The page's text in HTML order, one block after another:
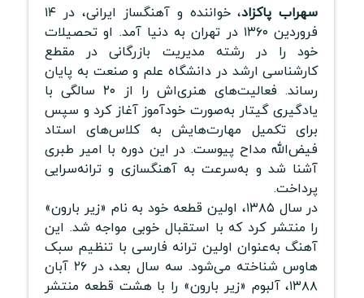
سهراب پاکزاد
، خواننده و آهنگساز ایرانی، در ۱۴
فروردین ۱۳۶۰ در تهران به دنیا آمد. او تحصیلات
خود را در رشته مدیریت بازرگانی در مقطع
کارشناسی ارشد در دانشگاه علم و صنعت به پایان
رساند. فعالیت‌های هنری‌اش را از ۲۰ سالگی با
یادگیری گیتار به‌صورت خودآموز آغاز کرد و سپس
برای تکمیل مهارت‌هایش به کلاس‌های استاد
فیض‌الله مداح پیوست. در این دوره با امیر طبری
آشنا شد و به‌سرعت به آهنگسازی و ترانه‌سرایی
پرداخت.
در سال ۱۳۸۵، اولین قطعه خود به نام «زیر بارون»
را منتشر کرد که با استقبال خوبی مواجه شد. این
آهنگ به‌عنوان اولین ترانه فارسی با تنظیم سبک
هاوس شناخته می‌شود. سه سال بعد، در ۲۶ آبان
۱۳۸۸، آلبوم «زیر بارون» را با هشت قطعه منتشر